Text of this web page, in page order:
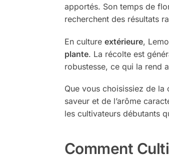
apportés. Son temps de
recherchent des résultats
En culture extérieure,
plante. La récolte est
robustesse, ce qui la rend
Que vous choisissiez de la
saveur et de l’arôme
les cultivateurs débutants
Comment